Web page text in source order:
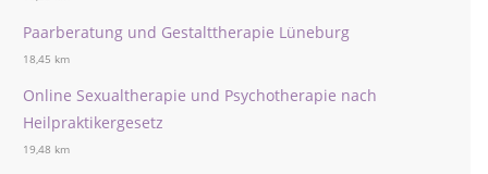
Paarberatung und Gestalttherapie Lüneburg
18,45 km
Online Sexualtherapie und Psychotherapie nach
Heilpraktikergesetz
19,48 km